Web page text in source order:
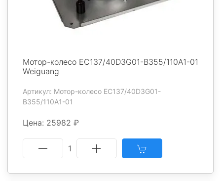
Мотор-колесо EC137/40D3G01-B355/110A1-01
Weiguang
Артикул: Мотор-колесо EC137/40D3G01-
B355/110A1-01
Цена: 25982 ₽
1